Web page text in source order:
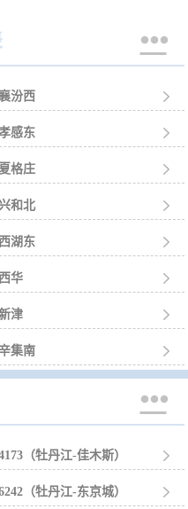

汾西 
感东 
格庄 
和北 
西湖东 
西华 
津 
集南 

（牡丹江-佳木斯） 
（牡丹江-东京城） 